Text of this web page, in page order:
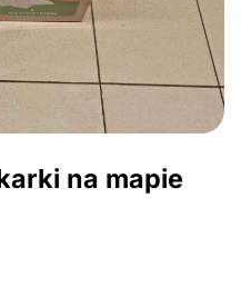
na mapie